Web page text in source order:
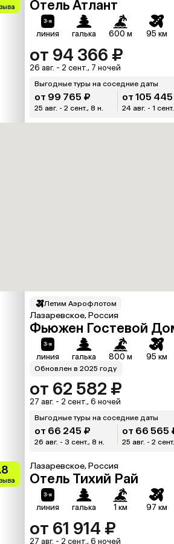
Отель Атлант
линия галька 600 м 95 км
от 94 366 ₽
26 авг. - 2 сент., 7 ночей
Выгодные туры на соседние даты
от 99 765 ₽
25 авг. - 2 сент., 8 н.
от 105
24 авг. - 1
Летим Аэрофлотом
Лазаревское, Россия
Фьюжен Гостевой
линия галька 800 м 95 км
Обновлен в 2025 году
от 62 582 ₽
27 авг. - 2 сент., 6 ночей
Выгодные туры на соседние даты
от 66 245 ₽
26 авг. - 3 сент., 8 н.
от 66 565
25 авг. - 2
Лазаревское, Россия
Отель Тихий Рай
линия галька 1 км 97 км
от 61 914 ₽
27 авг. - 2 сент., 6 ночей